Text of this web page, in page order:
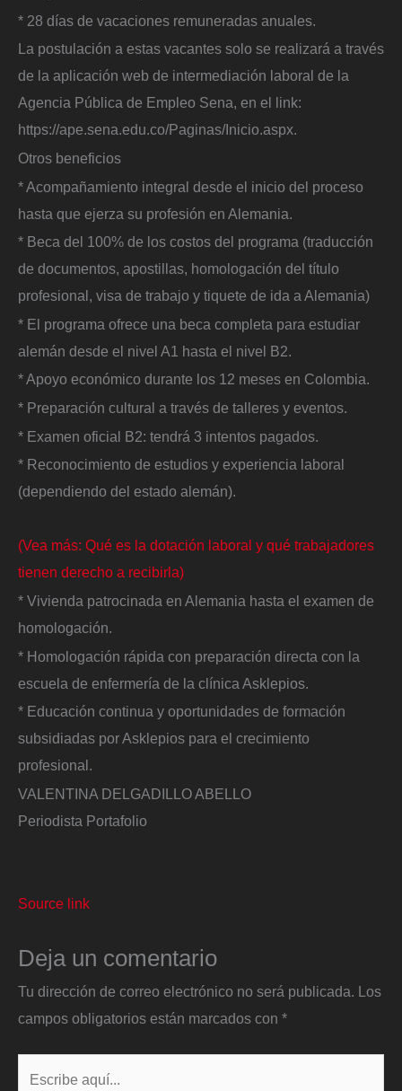
* 28 días de vacaciones remuneradas anuales.
La postulación a estas vacantes solo se realizará a través
de la aplicación web de intermediación laboral de la
Agencia Pública de Empleo Sena, en el link:
https://ape.sena.edu.co/Paginas/Inicio.aspx.
Otros beneficios
* Acompañamiento integral desde el inicio del proceso
hasta que ejerza su profesión en Alemania.
* Beca del 100% de los costos del programa (traducción
de documentos, apostillas, homologación del título
profesional, visa de trabajo y tiquete de ida a Alemania)
* El programa ofrece una beca completa para estudiar
alemán desde el nivel A1 hasta el nivel B2.
* Apoyo económico durante los 12 meses en Colombia.
* Preparación cultural a través de talleres y eventos.
* Examen oficial B2: tendrá 3 intentos pagados.
* Reconocimiento de estudios y experiencia laboral
(dependiendo del estado alemán).
(Vea más: Qué es la dotación laboral y qué trabajadores
tienen derecho a recibirla)
* Vivienda patrocinada en Alemania hasta el examen de
homologación.
* Homologación rápida con preparación directa con la
escuela de enfermería de la clínica Asklepios.
* Educación continua y oportunidades de formación
subsidiadas por Asklepios para el crecimiento
profesional.
VALENTINA DELGADILLO ABELLO
​Periodista Portafolio
Source link
Deja un comentario
Tu dirección de correo electrónico no será publicada. Los
campos obligatorios están marcados con *